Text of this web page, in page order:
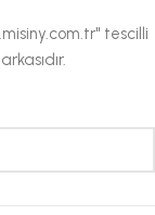
tescilli